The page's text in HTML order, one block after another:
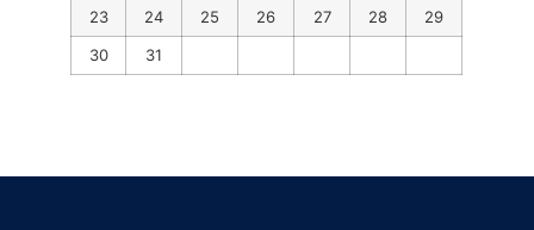
23
24 25 26 27 28
29
30
31